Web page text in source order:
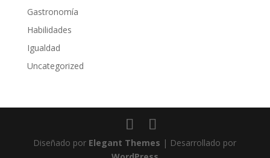
Gastronomía
Habilidades
Igualdad
Uncategorized
Diseñado por Elegant Themes | Desarrollado por